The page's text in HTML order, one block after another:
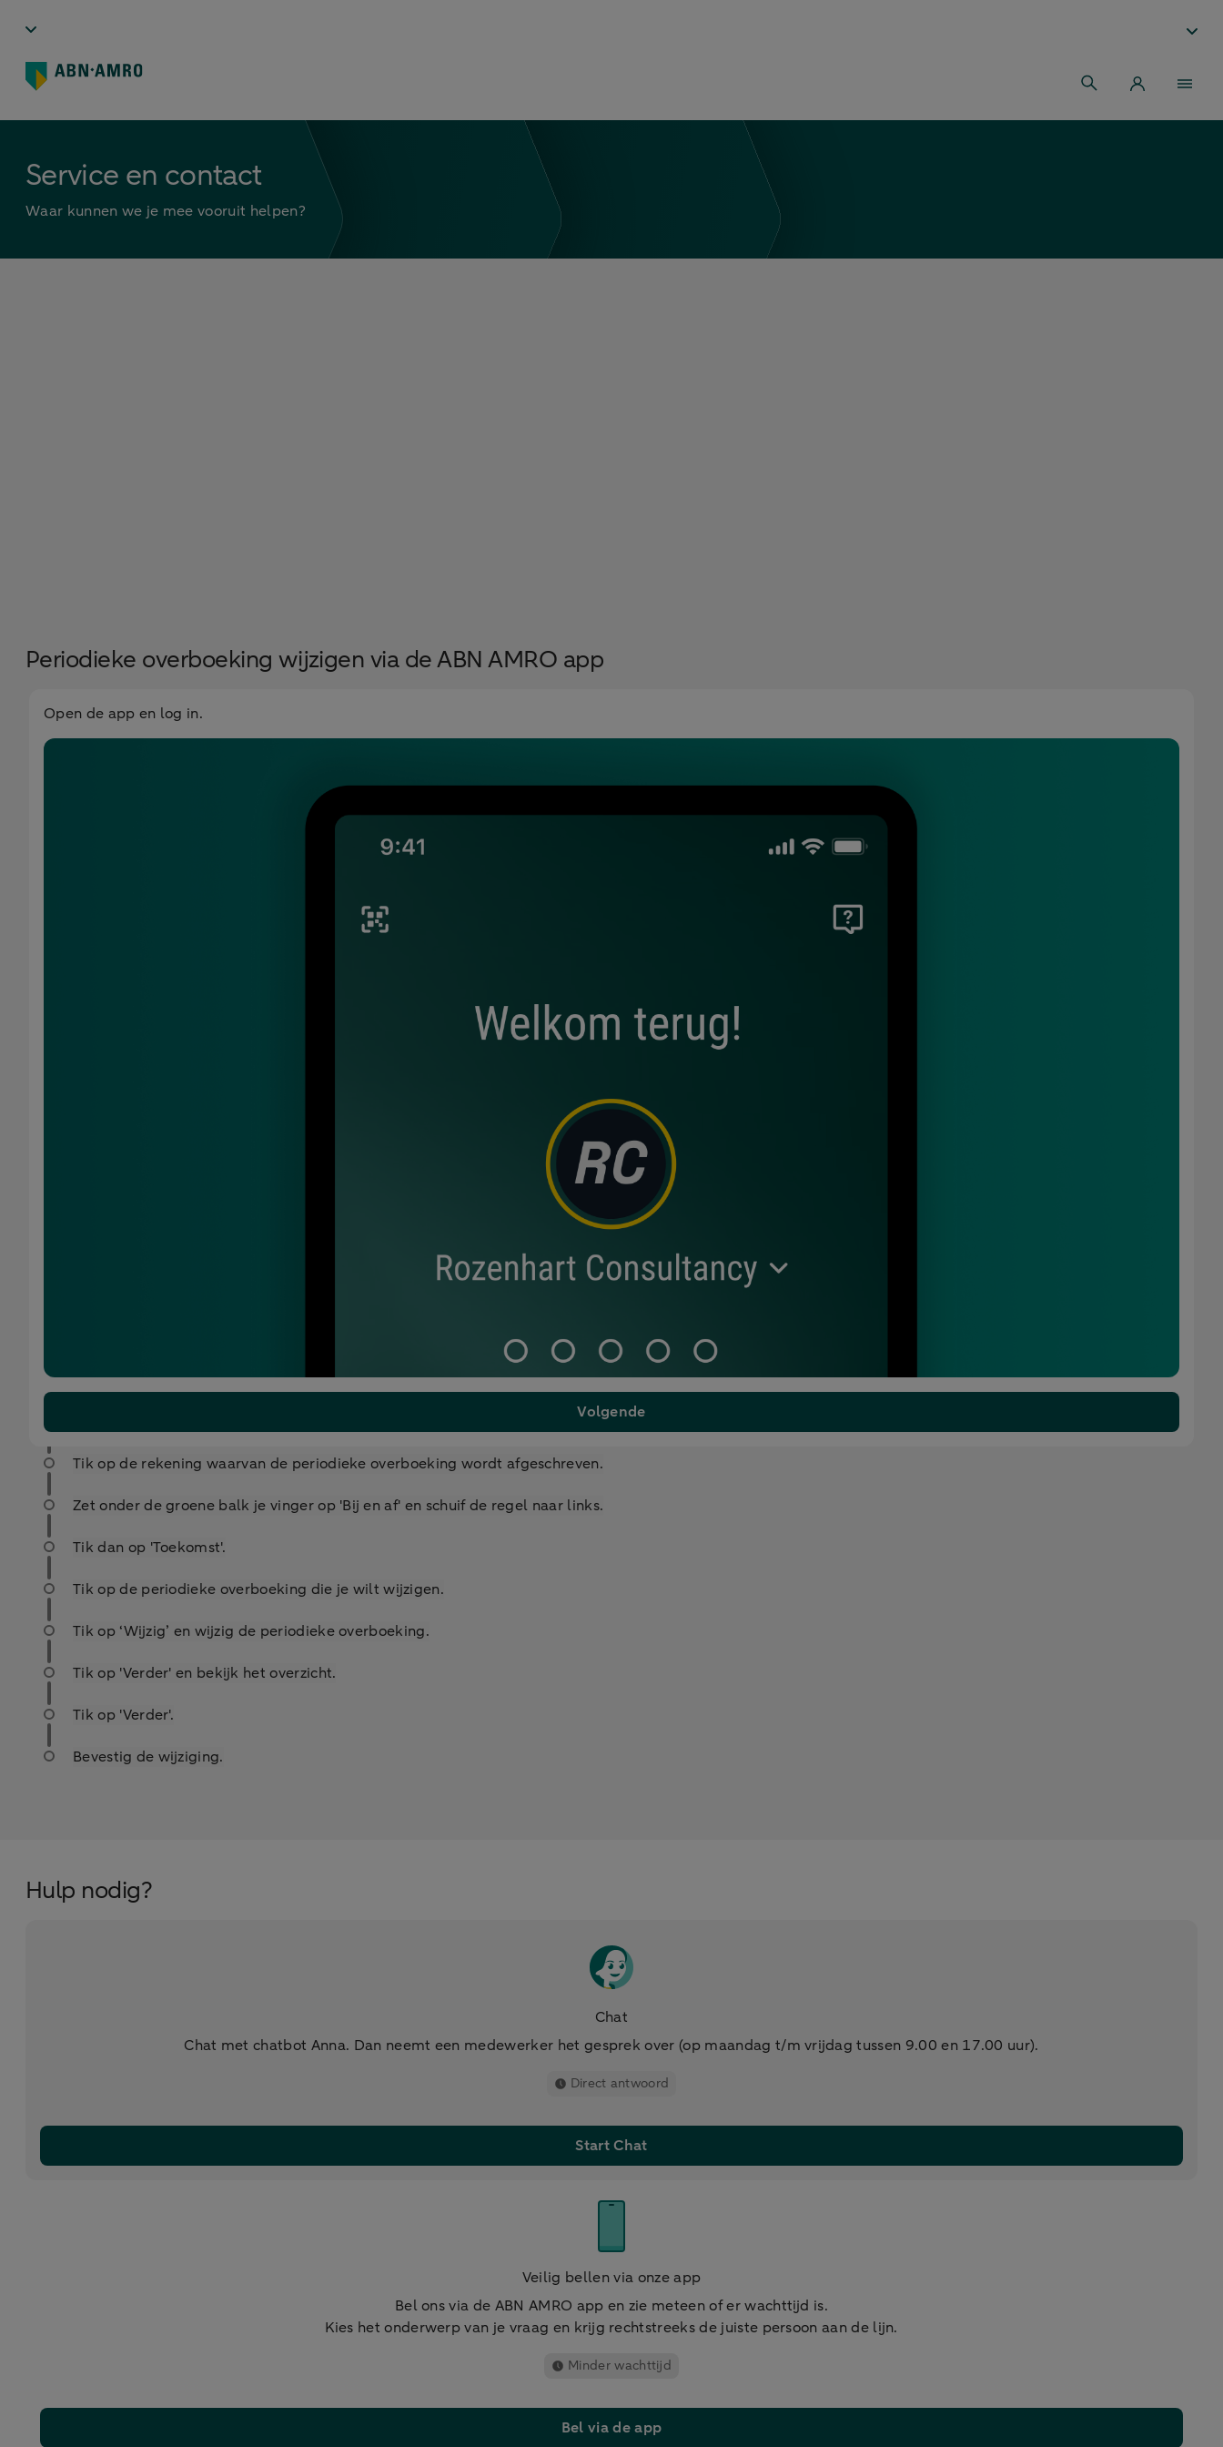
Service en contact
Waar kunnen we je mee vooruit helpen?
Periodieke overboeking wijzigen via de ABN AMRO app
Open de app en log in.
Volgende
Tik op de rekening waarvan de periodieke overboeking wordt afgeschreven.
Zet onder de groene balk je vinger op 'Bij en af' en schuif de regel naar links.
Tik dan op 'Toekomst'.
Tik op de periodieke overboeking die je wilt wijzigen.
Tik op ‘Wijzig’ en wijzig de periodieke overboeking.
Tik op 'Verder' en bekijk het overzicht.
Tik op 'Verder'.
Bevestig de wijziging.
Hulp nodig?
Chat
Chat met chatbot Anna. Dan neemt een medewerker het gesprek over (op maandag t/m vrijdag tussen 9.00 en 17.00 uur).
Direct antwoord
Start Chat
Veilig bellen via onze app
Bel ons via de ABN AMRO app en zie meteen of er wachttijd is.
Kies het onderwerp van je vraag en krijg rechtstreeks de juiste persoon aan de lijn.
Minder wachttijd
Bel via de app